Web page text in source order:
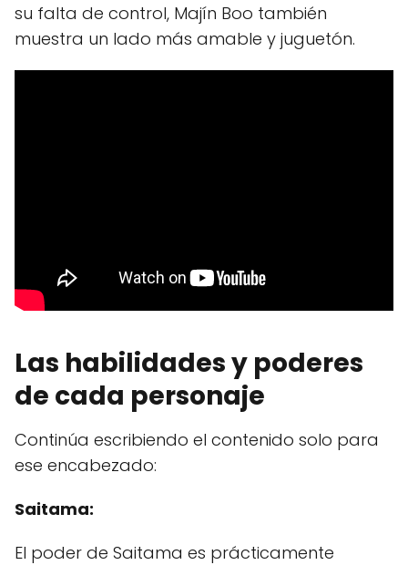
su falta de control, Majín Boo también
muestra un lado más amable y juguetón.
Las habilidades y poderes
de cada personaje
Continúa escribiendo el contenido solo para
ese encabezado:
Saitama:
El poder de Saitama es prácticamente